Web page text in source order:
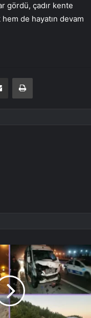
gördü, çadır kente
de hayatın devam
E-Posta ile paylaş Yazdır